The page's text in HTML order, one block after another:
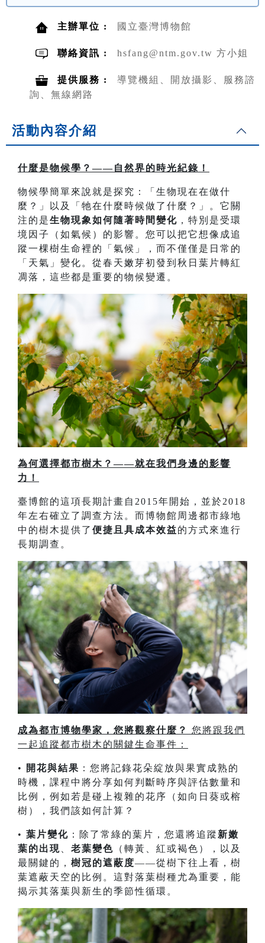
主辦單位 : 國立臺灣博物館
聯絡資訊 : hsfang@ntm.gov.tw 方小姐
提供服務 :
導覽機組、開放攝影、服務諮
詢、無線網路
活動內容介紹
什麼是物候學？——自然界的時光紀錄！
物候學簡單來說就是探究：「生物現在在做什
麼？」以及「牠在什麼時候做了什麼？」。它關
注的是生物現象如何隨著時間變化 ，特別是受環
境因子（如氣候）的影響。您可以把它想像成追
蹤一棵樹生命裡的「氣候」，而不僅僅是日常的
「天氣」變化。從春天嫩芽初發到秋日葉片轉紅
凋落，這些都是重要的物候變遷。
為何選擇都市樹木？——就在我們身邊的影響
力！
臺博館的這項長期計畫自2015年開始，並於2018
年左右確立了調查方法。而博物館周邊都市綠地
中的樹木提供了 便捷且具成本效益的方式來進行
長期調查。
成為都市博物學家，您將觀察什麼？
您將跟我們
一起追蹤都市樹木的關鍵生命事件：
• 開花與結果 ：您將記錄花朵綻放與果實成熟的
時機，課程中將分享如何判斷時序與評估數量和
比例，例如若是碰上複雜的花序（如向日葵或榕
樹），我們該如何計算？
• 葉片變化 ：除了常綠的葉片，您還將追蹤 新嫩
葉的出現
老葉變色 （轉黃、紅或褐色），以及
最關鍵的， 樹冠的遮蔽度——從樹下往上看，樹
葉遮蔽天空的比例。這對落葉樹種尤為重要，能
揭示其落葉與新生的季節性循環。